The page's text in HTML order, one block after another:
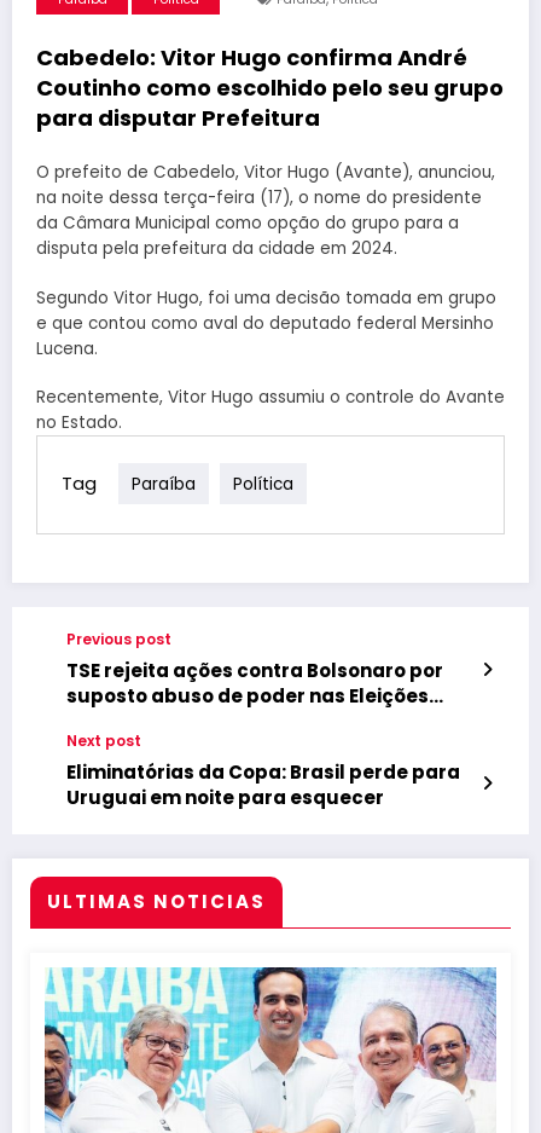
Cabedelo: Vitor Hugo confirma André
Coutinho como escolhido pelo seu grupo
para disputar Prefeitura
O prefeito de Cabedelo, Vitor Hugo (Avante), anunciou,
na noite dessa terça-feira (17), o nome do presidente
da Câmara Municipal como opção do grupo para a
disputa pela prefeitura da cidade em 2024.
Segundo Vitor Hugo, foi uma decisão tomada em grupo
e que contou como aval do deputado federal Mersinho
Lucena.
Recentemente, Vitor Hugo assumiu o controle do Avante
no Estado.
Tag Paraíba Política
Previous post
TSE rejeita ações contra Bolsonaro por
suposto abuso de poder nas Eleições
Next post
Eliminatórias da Copa: Brasil perde para
Uruguai em noite para esquecer
ULTIMAS NOTICIAS